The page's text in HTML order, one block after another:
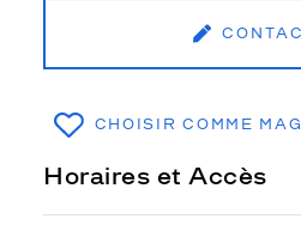
CHOISIR COMME
Horaires et Accès